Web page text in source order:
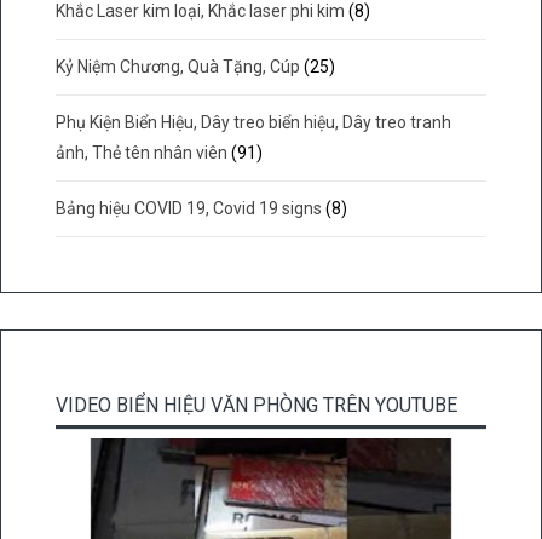
Khắc Laser kim loại, Khắc laser phi kim (8)
Kỷ Niệm Chương, Quà Tặng, Cúp (25)
Phụ Kiện Biển Hiệu, Dây treo biển hiệu, Dây treo tranh
ảnh, Thẻ tên nhân viên (91)
Bảng hiệu COVID 19, Covid 19 signs (8)
VIDEO BIỂN HIỆU VĂN PHÒNG TRÊN YOUTUBE